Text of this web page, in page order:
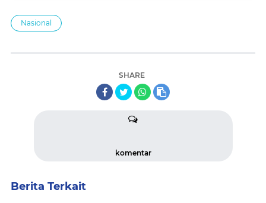
di luar negeri
Nasional
SHARE
komentar
Berita Terkait